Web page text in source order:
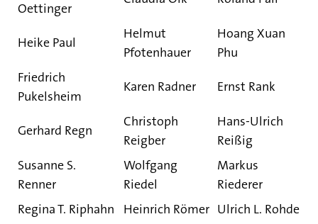
Oettinger
Heike Paul
Helmut
Pfotenhauer
Hoang Xuan
Phu
Friedrich
Pukelsheim
Karen Radner Ernst Rank
Gerhard Regn
Christoph
Reigber
Hans-Ulrich
Reißig
Susanne S.
Renner
Wolfgang
Riedel
Markus
Riederer
Regina T. Riphahn
Heinrich Römer Ulrich L. Rohde